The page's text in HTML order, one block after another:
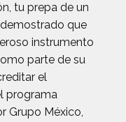
tu prepa de un
demostrado que
instrumento
parte de su
el
programa
Grupo México,